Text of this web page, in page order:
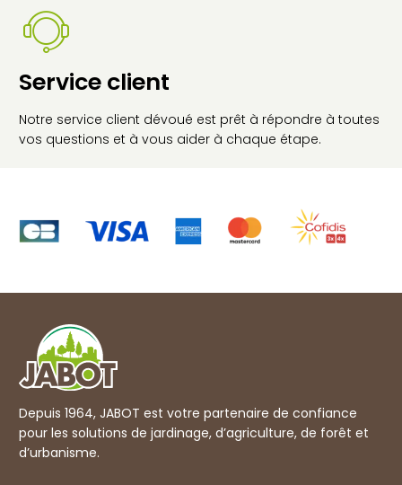
Service client
Notre service client dévoué est prêt à répondre à toutes
vos questions et à vous aider à chaque étape.
Depuis 1964, JABOT est votre partenaire de confiance
pour les solutions de jardinage, d’agriculture, de forêt et
d’urbanisme.